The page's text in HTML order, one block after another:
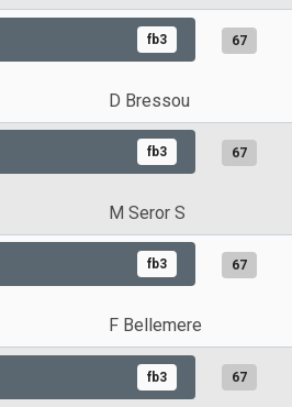
fb3 67
D Bressou
fb3 67
M Seror S
fb3 67
F Bellemere
fb3 67